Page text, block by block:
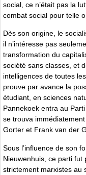
social, ce n’était pas la
combat social pour telle
Dès son origine, le
il n’intéresse pas
transformation du
société sans classes, et
intelligences de toutes
prouve par avance la
étudiant, en sciences
Pannekoek entra au
se trouva
Gorter et Frank van der
Sous l’influence de son
Nieuwenhuis, ce parti fut
strictement marxistes au